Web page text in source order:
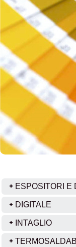
ESPOSITORI E
DIGITALE
INTAGLIO